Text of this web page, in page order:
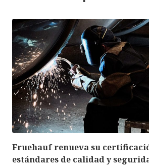
Fruehauf renueva su
estándares de calidad y